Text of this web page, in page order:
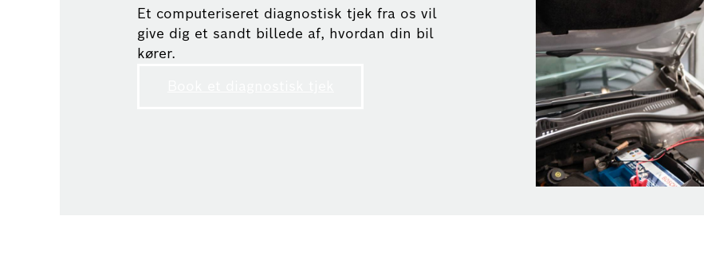
Et computeriseret diagnostisk tjek fra os vil
give dig et sandt billede af, hvordan din bil
kører.